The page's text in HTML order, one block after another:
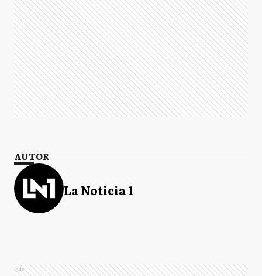
AUTOR
La Noticia 1
Ads